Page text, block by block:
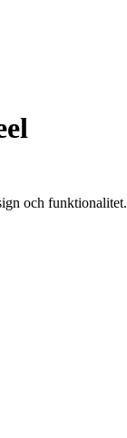
och funktionalitet.